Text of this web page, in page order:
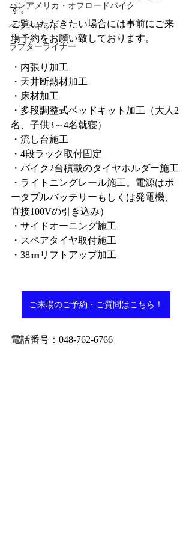
パンアメリカ・オフロードバイク
ベッドキット
ラプターライナー
す。
ご覧いただきたい場合には事前にご来
場予約をお願い致しております。
・内張り加工
・天井断熱材加工
・床材加工
・多段調整式ベッドキット加工（大人2
名、子供3～4名就寝）
・流し台施工
・4段ラック取付固定
・バイク2台積載のタイヤホルダー施工
・ライトニングレール施工。電源はポ
ータブルバッテリーもしくは発電機、
直接100Vの引き込み）
・サイドオーニング施工
・スペアタイヤ取付施工
・38㎜リフトアップ加工
ご来場のご予約・ご質問はこちら！
電話番号：048-762-6766